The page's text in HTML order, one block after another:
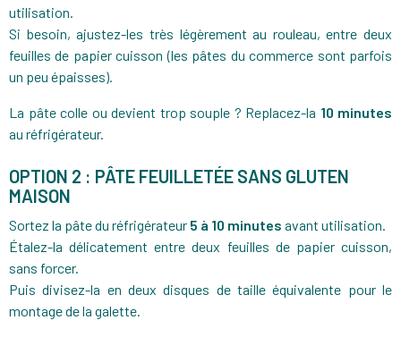
utilisation.
Si besoin, ajustez-les très légèrement au rouleau, entre deux
feuilles de papier cuisson (les pâtes du commerce sont parfois
un peu épaisses).
La pâte colle ou devient trop souple ? Replacez-la 10 minutes
au réfrigérateur.
OPTION 2 : PÂTE FEUILLETÉE SANS GLUTEN
MAISON
Sortez la pâte du réfrigérateur 5 à 10 minutes avant utilisation.
Étalez-la délicatement entre deux feuilles de papier cuisson,
sans forcer.
Puis divisez-la en deux disques de taille équivalente pour le
montage de la galette.